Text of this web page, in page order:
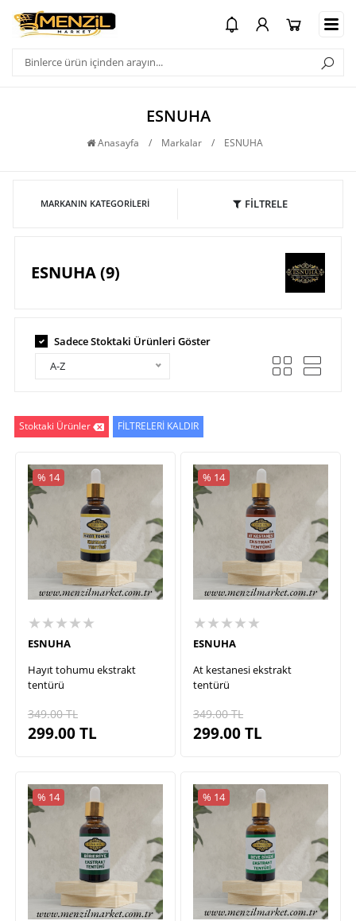
ESNUHA
Anasayfa / Markalar / ESNUHA
MARKANIN KATEGORILERI FİLTRELE
ESNUHA (9)
Sadece Stoktaki Ürünleri Göster
A-Z
Stoktaki Ürünler FİLTRELERİ KALDIR
% 14
★★★★★
ESNUHA
Hayıt tohumu ekstrakt
tentürü
349.00TL
299.00TL
% 14
★★★★★
ESNUHA
At kestanesi ekstrakt
tentürü
349.00TL
299.00TL
% 14 % 14